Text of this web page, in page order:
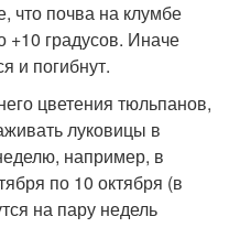
что почва на клумбе
+10 градусов. Иначе
и погибнут.
цветения тюльпанов,
луковицы в
например, в
по 10 октября (в
на пару недель